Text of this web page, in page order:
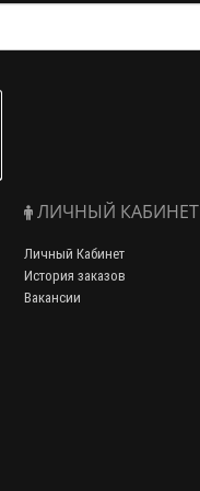
ЛИЧНЫЙ КАБИНЕТ
Личный Кабинет
История заказов
Вакансии